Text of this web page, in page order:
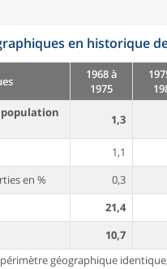
en historique
1968 à
1975
1,3
1,1
en %
0,3
21,4
10,7
géographique